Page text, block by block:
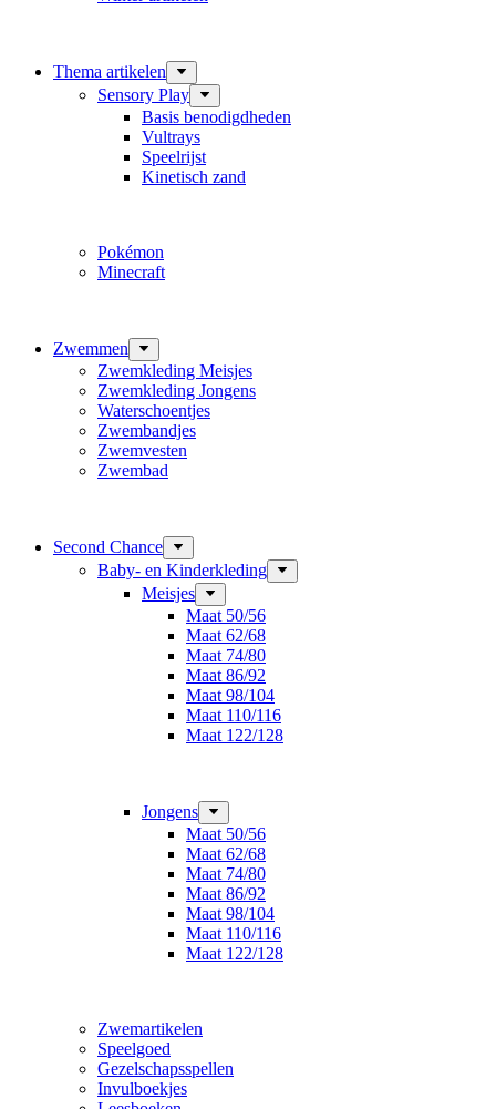
Thema artikelen
Sensory Play
Basis benodigdheden
Vultrays
Speelrijst
Kinetisch zand
Pokémon
Minecraft
Zwemmen
Zwemkleding Meisjes
Zwemkleding Jongens
Waterschoentjes
Zwembandjes
Zwemvesten
Zwembad
Second Chance
Baby- en Kinderkleding
Meisjes
Maat 50/56
Maat 62/68
Maat 74/80
Maat 86/92
Maat 98/104
Maat 110/116
Maat 122/128
Jongens
Maat 50/56
Maat 62/68
Maat 74/80
Maat 86/92
Maat 98/104
Maat 110/116
Maat 122/128
Zwemartikelen
Speelgoed
Gezelschapsspellen
Invulboekjes